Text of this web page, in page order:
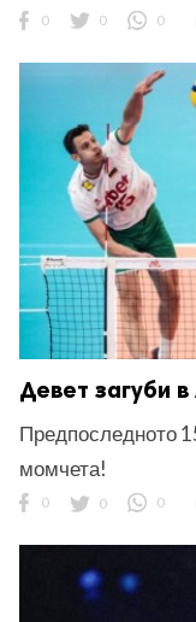
0 0 0
Девет загуби
Предпоследното
момчета!
0 0 0